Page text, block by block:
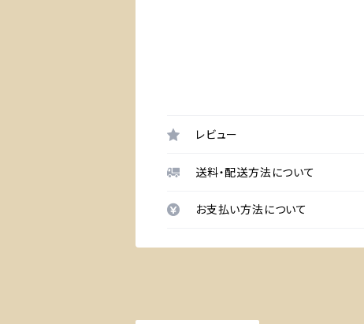
レビュー
送料・配送方法について
お支払い方法について